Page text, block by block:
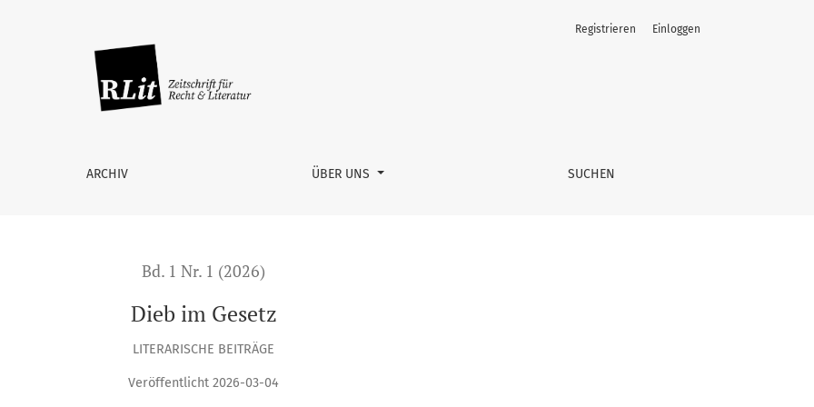
ARCHIV ÜBER UNS SUCHEN
Registrieren Einloggen
Bd. 1 Nr. 1 (2026)
Dieb im Gesetz
LITERARISCHE BEITRÄGE
Veröffentlicht 2026-03-04